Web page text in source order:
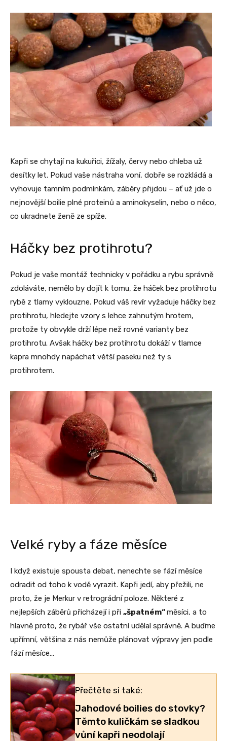
Kapři se chytají na kukuřici, žížaly, červy nebo chleba už
desítky let. Pokud vaše nástraha voní, dobře se rozkládá a
vyhovuje tamním podmínkám, záběry přijdou – ať už jde o
nejnovější boilie plné proteinů a aminokyselin, nebo o něco,
co ukradnete ženě ze spíže.
Háčky bez protihrotu?
Pokud je vaše montáž technicky v pořádku a rybu správně
zdoláváte, nemělo by dojít k tomu, že háček bez protihrotu
rybě z tlamy vyklouzne. Pokud váš revír vyžaduje háčky bez
protihrotu, hledejte vzory s lehce zahnutým hrotem,
protože ty obvykle drží lépe než rovné varianty bez
protihrotu. Avšak háčky bez protihrotu dokáží v tlamce
kapra mnohdy napáchat větší paseku než ty s
protihrotem.
Velké ryby a fáze měsíce
I když existuje spousta debat, nenechte se fází měsíce
odradit od toho k vodě vyrazit. Kapři jedí, aby přežili, ne
proto, že je Merkur v retrográdní poloze. Některé z
nejlepších záběrů přicházejí i při „špatném“měsíci, a to
hlavně proto, že rybář vše ostatní udělal správně. A buďme
upřímní, většina z nás nemůže plánovat výpravy jen podle
fází měsíce…
Přečtěte si také:
Jahodové boilies do stovky?
Těmto kuličkám se sladkou
vůní kapři neodolají